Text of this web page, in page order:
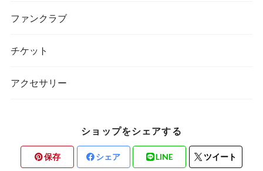
ファンクラブ
チケット
アクセサリー
ショップをシェアする
保存 シェア LINE ツイート